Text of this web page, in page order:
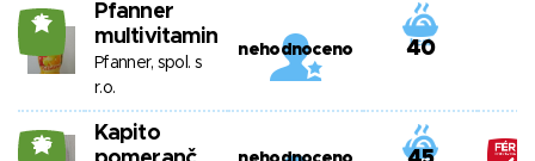
15
Pfanner
multivitamin
Pfanner, spol. s
r.o.
nehodnoceno 40
26
Kapito